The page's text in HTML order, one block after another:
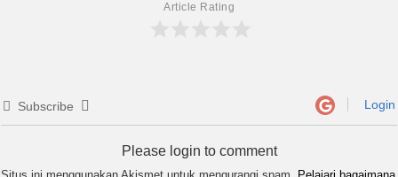
Article Rating
Subscribe Login
Please login to comment